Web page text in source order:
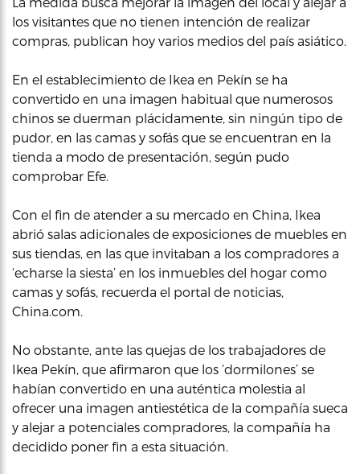
los visitantes que no tienen intención de realizar
compras, publican hoy varios medios del país asiático.
En el establecimiento de Ikea en Pekín se ha
convertido en una imagen habitual que numerosos
chinos se duerman plácidamente, sin ningún tipo de
pudor, en las camas y sofás que se encuentran en la
tienda a modo de presentación, según pudo
comprobar Efe.
Con el fin de atender a su mercado en China, Ikea
abrió salas adicionales de exposiciones de muebles en
sus tiendas, en las que invitaban a los compradores a
‘echarse la siesta’ en los inmuebles del hogar como
camas y sofás, recuerda el portal de noticias,
China.com.
No obstante, ante las quejas de los trabajadores de
Ikea Pekín, que afirmaron que los ‘dormilones’ se
habían convertido en una auténtica molestia al
ofrecer una imagen antiestética de la compañía sueca
y alejar a potenciales compradores, la compañía ha
decidido poner fin a esta situación.